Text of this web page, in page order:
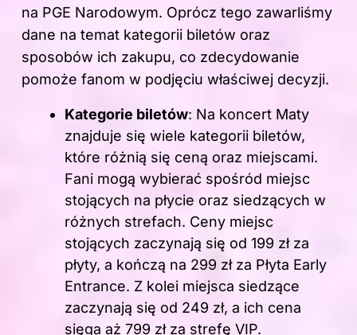
na PGE Narodowym. Oprócz tego zawarliśmy
dane na temat kategorii biletów oraz
sposobów ich zakupu, co zdecydowanie
pomoże fanom w podjęciu właściwej decyzji.
Kategorie biletów: Na koncert Maty
znajduje się wiele kategorii biletów,
które różnią się ceną oraz miejscami.
Fani mogą wybierać spośród miejsc
stojących na płycie oraz siedzących w
różnych strefach. Ceny miejsc
stojących zaczynają się od 199 zł za
płyty, a kończą na 299 zł za Płyta Early
Entrance. Z kolei miejsca siedzące
zaczynają się od 249 zł, a ich cena
sięga aż 799 zł za strefę VIP.